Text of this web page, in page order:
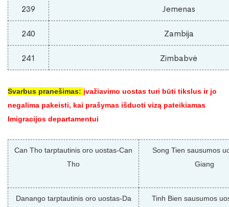
239 Jemenas
240 Zambija
241 Zimbabvė
Svarbus pranešimas: įvažiavimo uostas turi būti tikslus ir jo
negalima pakeisti, kai prašymas išduoti vizą pateikiamas
Imigracijos departamentui
Can Tho tarptautinis oro uostas-Can
Tho
Song Tien sausumos
Giang
Danango tarptautinis oro uostas-Da
Tinh Bien sausumos